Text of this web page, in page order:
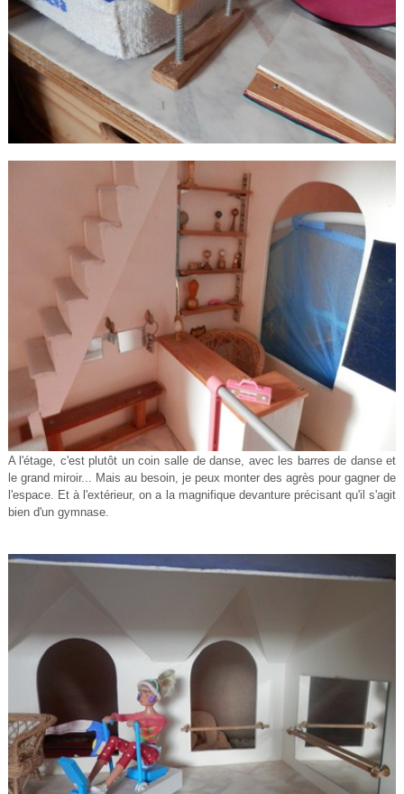
A l'étage, c'est plutôt un coin salle de danse, avec les barres de danse et
le grand miroir... Mais au besoin, je peux monter des agrès pour gagner de
l'espace. Et à l'extérieur, on a la magnifique devanture précisant qu'il s'agit
bien d'un gymnase.